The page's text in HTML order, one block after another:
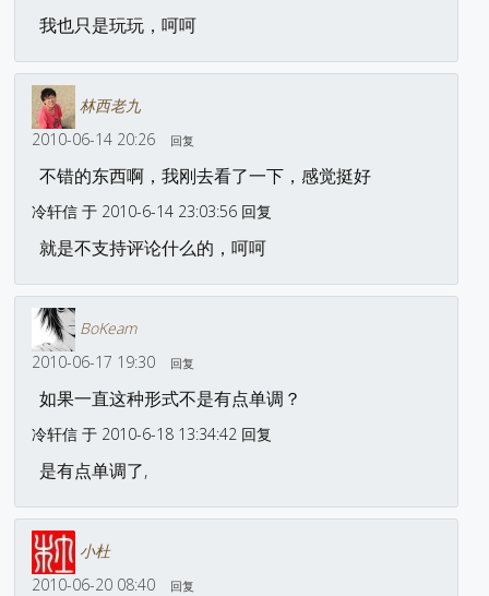
我也只是玩玩，呵呵
林西老九
2010-06-14 20:26
回复
不错的东西啊，我刚去看了一下，感觉挺好
冷轩信 于 2010-6-14 23:03:56 回复
就是不支持评论什么的，呵呵
BoKeam
2010-06-17 19:30
回复
如果一直这种形式不是有点单调？
冷轩信 于 2010-6-18 13:34:42 回复
是有点单调了,
小杜
2010-06-20 08:40
回复